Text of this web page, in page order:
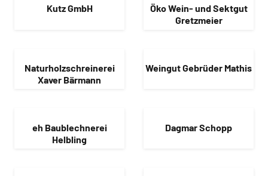
Kutz GmbH
Öko Wein- und Sektgut
Gretzmeier
Naturholzschreinerei
Xaver Bärmann
Weingut Gebrüder Mathis
eh Baublechnerei
Helbling
Dagmar Schopp